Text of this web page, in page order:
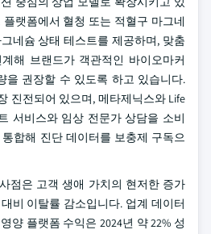
랫폼에서 혈청 또는 적혈구 마그네
네슘 상태 테스트를 제공하며, 맞춤
해 브랜드가 객관적인 바이오마커
을 권장할 수 있도록 하고 있습니다.
진전되어 있으며, 메타제닉스와 Life
서비스와 임상 전문가 상담을 소비
합해 진단 데이터를 보충제 구독으
점은 고객 생애 가치의 현저한 증가
비 이탈률 감소입니다. 업계 데이터
양 플랫폼 수익은 2024년 약 22% 성